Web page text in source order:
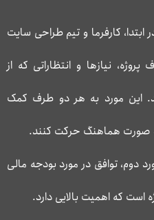
ابتدا، کارفرما و تیم طراحی سایت
نیازها و انتظاراتی که از
این مورد به هر دو طرف کمک
صورت هماهنگ حرکت کنند.
دوم، توافق در مورد بودجه مالی
است که اهمیت بالایی دارد.